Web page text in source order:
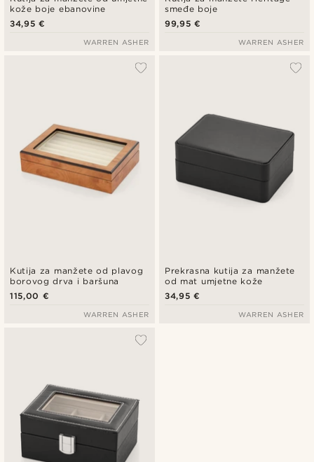
kože boje ebanovine
34,95 €
WARREN ASHER
smeđe boje
99,95 €
WARREN ASHER
Kutija za manžete od plavog
borovog drva i baršuna
115,00 €
WARREN ASHER
Prekrasna kutija za manžete
od mat umjetne kože
34,95 €
WARREN ASHER